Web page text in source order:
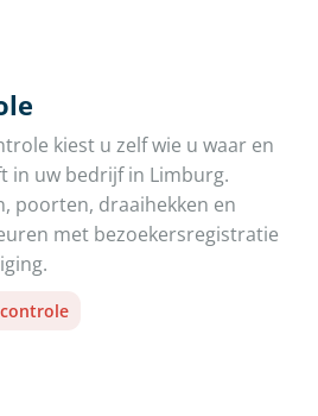
kiest u zelf wie u waar en
in uw bedrijf in Limburg.
poorten, draaihekken en
met bezoekersregistratie